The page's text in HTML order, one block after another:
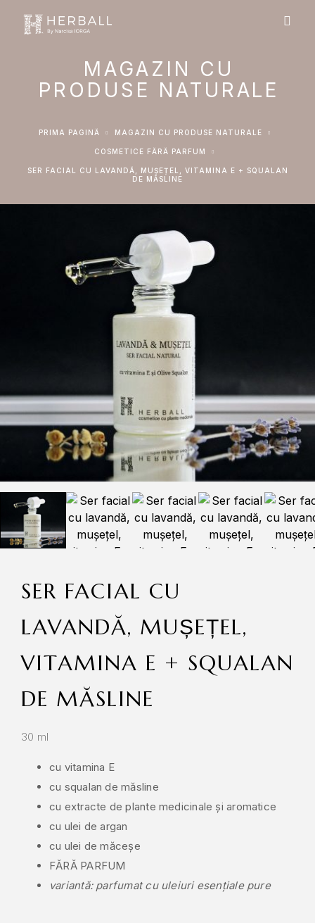
MAGAZIN CU
PRODUSE NATURALE
PRIMA PAGINĂ MAGAZIN CU PRODUSE NATURALE
COSMETICE FĂRĂ PARFUM
SER FACIAL CU LAVANDĂ, MUȘEȚEL, VITAMINA E + SQUALAN
DE MĂSLINE
SER FACIAL CU
LAVANDĂ, MUȘEȚEL,
VITAMINA E + SQUALAN
DE MĂSLINE
30 ml
cu vitamina E
cu squalan de măsline
cu extracte de plante medicinale și aromatice
cu ulei de argan
cu ulei de măceșe
FĂRĂ PARFUM
variantă: parfumat cu uleiuri esențiale pure